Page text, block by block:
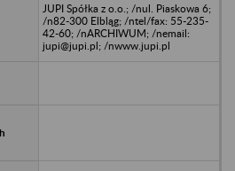
JUPI Spółka z o.o.; /nul. Piaskowa 6;
/n82-300 Elbląg; /ntel/fax: 55-235-
42-60; /nARCHIWUM; /nemail:
jupi@jupi.pl; /nwww.jupi.pl